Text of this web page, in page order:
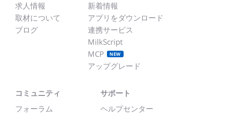
求人情報
取材について
ブログ
新着情報
アプリをダウンロード
連携サービス
MilkScript
MCP
NEW
アップグレード
コミュニティ
フォーラム
サポート
ヘルプセンター